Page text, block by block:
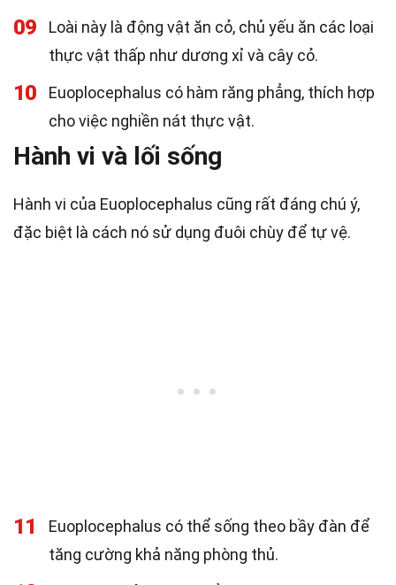
09
Loài này là động vật ăn cỏ, chủ yếu ăn các loại
thực vật thấp như dương xỉ và cây cỏ.
10
Euoplocephalus có hàm răng phẳng, thích hợp
cho việc nghiền nát thực vật.
Hành vi và lối sống
Hành vi của Euoplocephalus cũng rất đáng chú ý,
đặc biệt là cách nó sử dụng đuôi chùy để tự vệ.
11
Euoplocephalus có thể sống theo bầy đàn để
tăng cường khả năng phòng thủ.